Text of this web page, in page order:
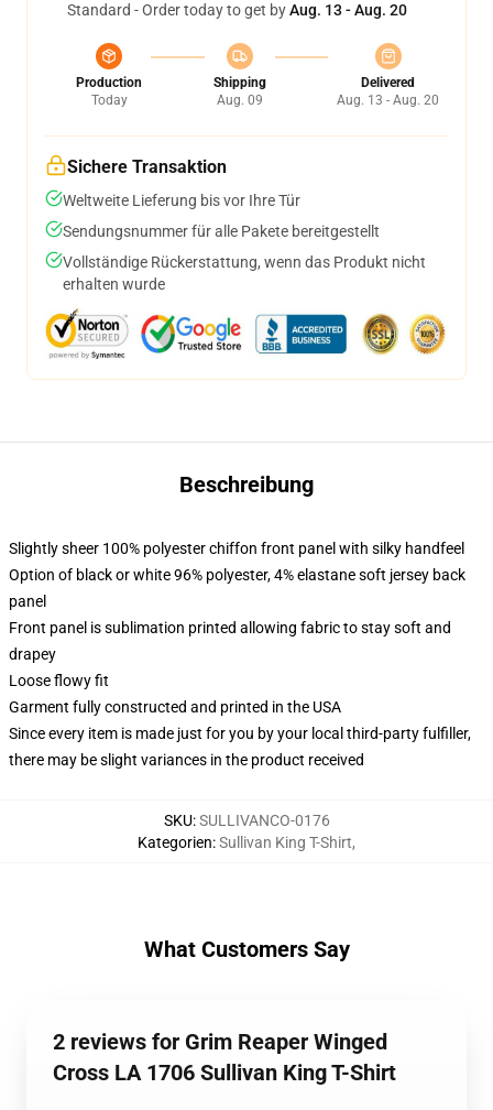
Standard - Order today to get byAug. 13 - Aug. 20
Production
Today
Shipping
Aug. 09
Delivered
Aug. 13 - Aug. 20
Sichere Transaktion
Weltweite Lieferung bis vor Ihre Tür
Sendungsnummer für alle Pakete bereitgestellt
Vollständige Rückerstattung, wenn das Produkt nicht
erhalten wurde
Beschreibung
Slightly sheer 100% polyester chiffon front panel with silky handfeel
Option of black or white 96% polyester, 4% elastane soft jersey back
panel
Front panel is sublimation printed allowing fabric to stay soft and
drapey
Loose flowy fit
Garment fully constructed and printed in the USA
Since every item is made just for you by your local third-party fulfiller,
there may be slight variances in the product received
SKU:SULLIVANCO-0176
Kategorien:Sullivan King T-Shirt,
What Customers Say
2 reviews for Grim Reaper Winged
Cross LA 1706 Sullivan King T-Shirt